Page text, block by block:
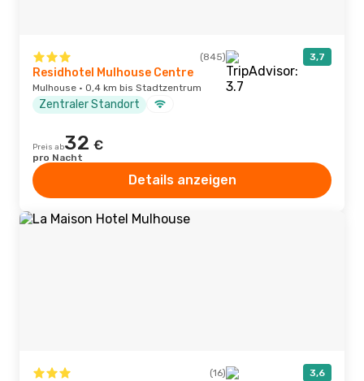
(845) 3,7
Residhotel Mulhouse Centre
Mulhouse · 0,4 km bis Stadtzentrum
Zentraler Standort
Preis ab32 €
pro Nacht
Details anzeigen
(16) 3,6